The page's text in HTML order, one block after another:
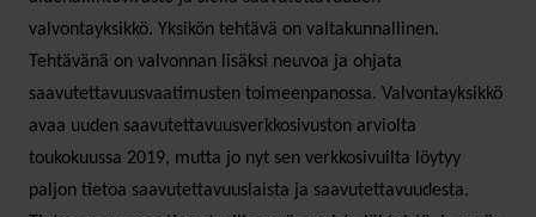
valvontayksikkö. Yksikön tehtävä on valtakunnallinen.
Tehtävänä on valvonnan lisäksi neuvoa ja ohjata
saavutettavuusvaatimusten toimeenpanossa. Valvontayksikkö
avaa uuden saavutettavuusverkkosivuston arviolta
toukokuussa 2019, mutta jo nyt sen verkkosivuilta löytyy
paljon tietoa saavutettavuuslaista ja saavutettavuudesta.